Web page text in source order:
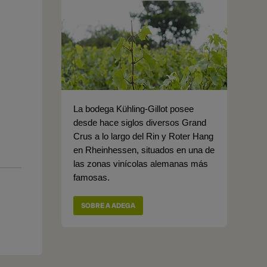
La bodega Kühling-Gillot posee
desde hace siglos diversos Grand
Crus a lo largo del Rin y Roter Hang
en Rheinhessen, situados en una de
las zonas vinícolas alemanas más
famosas.
SOBRE A ADEGA